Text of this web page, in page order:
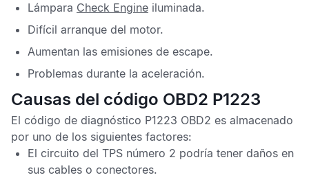
Lámpara Check Engine iluminada.
Difícil arranque del motor.
Aumentan las emisiones de escape.
Problemas durante la aceleración.
Causas del código OBD2 P1223
El código de diagnóstico P1223 OBD2 es almacenado
por uno de los siguientes factores:
El circuito del TPS número 2 podría tener daños en
sus cables o conectores.